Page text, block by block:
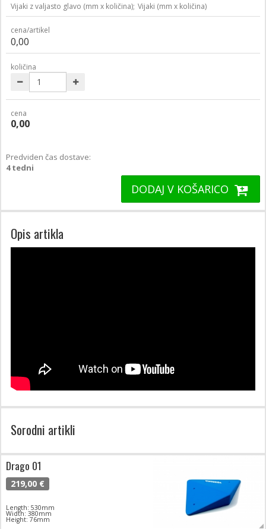
Vijaki z valjasto glavo (mm x količina); Vijaki (mm x količina)
cena/artikel
0,00
količina
cena
0,00
Predviden čas dostave:
4 tedni
DODAJ V KOŠARICO
Opis artikla
Sorodni artikli
Drago 01
219,00 €
Length: 530mm
Width: 380mm
Height: 76mm